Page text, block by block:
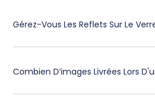
Gérez-Vous Les Reflets Sur Le
Combien D’images Livrées Lors